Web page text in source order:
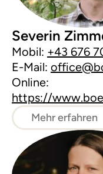
Severin
Mobil: +43 676
E-Mail:
Online:
https://
Mehr erfahren